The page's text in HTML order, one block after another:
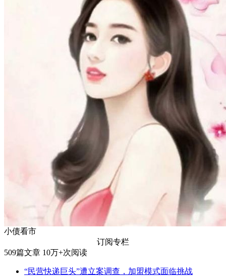
小债看市
订阅专栏
509篇文章 10万+次阅读
“民营快递巨头”遭立案调查，加盟模式面临挑战